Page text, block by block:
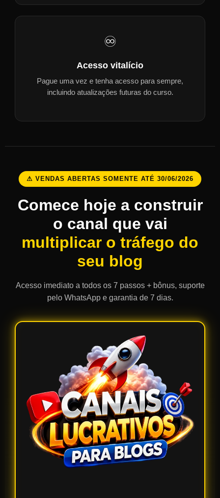
♾️
Acesso vitalício
Pague uma vez e tenha acesso para sempre,
incluindo atualizações futuras do curso.
⚠ VENDAS ABERTAS SOMENTE ATÉ 30/06/2026
Comece hoje a construir
o canal que vai
multiplicar o tráfego do
seu blog
Acesso imediato a todos os 7 passos + bônus, suporte
pelo WhatsApp e garantia de 7 dias.